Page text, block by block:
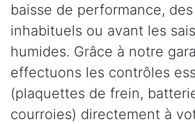
baisse de performance,
inhabituels ou avant les
humides. Grâce à notre
effectuons les contrôles
(plaquettes de frein,
courroies) directement à